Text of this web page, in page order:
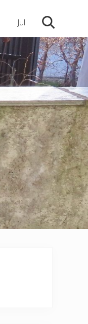
Jul Søk